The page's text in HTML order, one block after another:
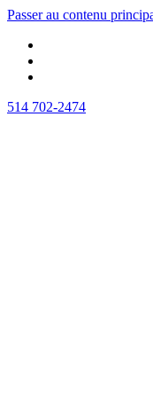
Passer au contenu
514 702-2474